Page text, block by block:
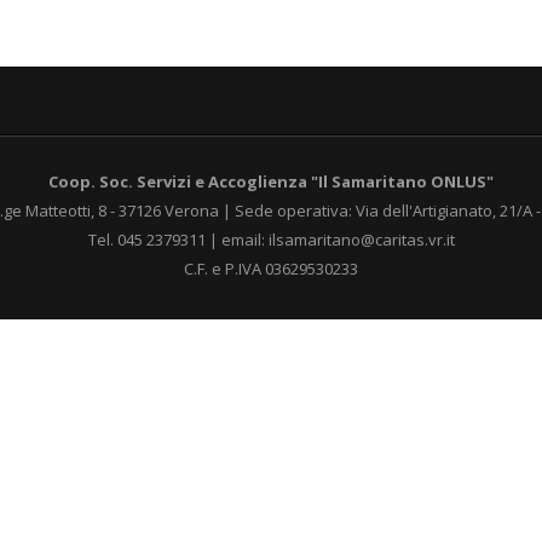
Coop. Soc. Servizi e Accoglienza "Il Samaritano ONLUS"
Matteotti, 8 - 37126 Verona | Sede operativa: Via dell'Artigianato, 21/A
Tel. 045 2379311 | email: ilsamaritano@caritas.vr.it
C.F. e P.IVA 03629530233